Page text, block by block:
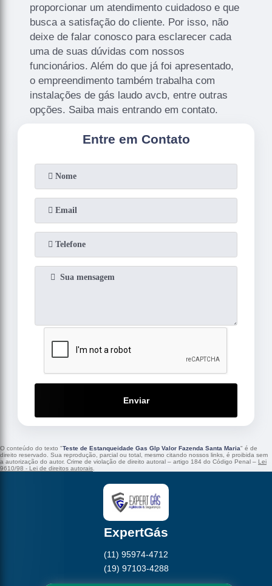
proporcionar um atendimento cuidadoso e que
busca a satisfação do cliente. Por isso, não
deixe de falar conosco para esclarecer cada
uma de suas dúvidas com nossos
funcionários. Além do que já foi apresentado,
o empreendimento também trabalha com
instalações de gás laudo avcb, entre outras
opções. Saiba mais entrando em contato.
Entre em Contato
Enviar
O conteúdo do texto "Teste de Estanqueidade Gas Glp Valor Fazenda Santa Maria" é de
direito reservado. Sua reprodução, parcial ou total, mesmo citando nossos links, é proibida sem
a autorização do autor. Crime de violação de direito autoral – artigo 184 do Código Penal – Lei
9610/98 - Lei de direitos autorais
ExpertGás
(11) 95974-4712
(19) 97103-4288